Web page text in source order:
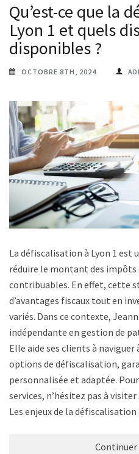
Qu’est-ce que la
Lyon 1 et quels
disponibles ?
OCTOBRE 8TH, 2024
La défiscalisation à Lyon 1 est
réduire le montant des impôts
contribuables. En effet, cette
d’avantages fiscaux tout en
variés. Dans ce contexte,
indépendante en gestion de
Elle aide ses clients à
options de défiscalisation,
personnalisée et adaptée.
services, n’hésitez pas à visiter
Les enjeux de la